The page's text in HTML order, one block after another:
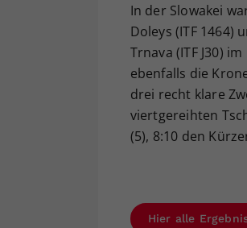
In der Slowakei
Doleys (ITF 1464)
Trnava (ITF J30)
ebenfalls die
drei recht klare
viertgereihten
(5), 8:10 den
Hier alle